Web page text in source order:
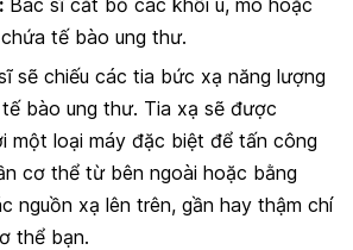
tế bào ung thư.
sẽ chiếu các tia bức xạ năng lượng
bào ung thư. Tia xạ sẽ được
một loại máy đặc biệt để tấn công
cơ thể từ bên ngoài hoặc bằng
nguồn xạ lên trên, gần hay thậm chí
thể bạn.